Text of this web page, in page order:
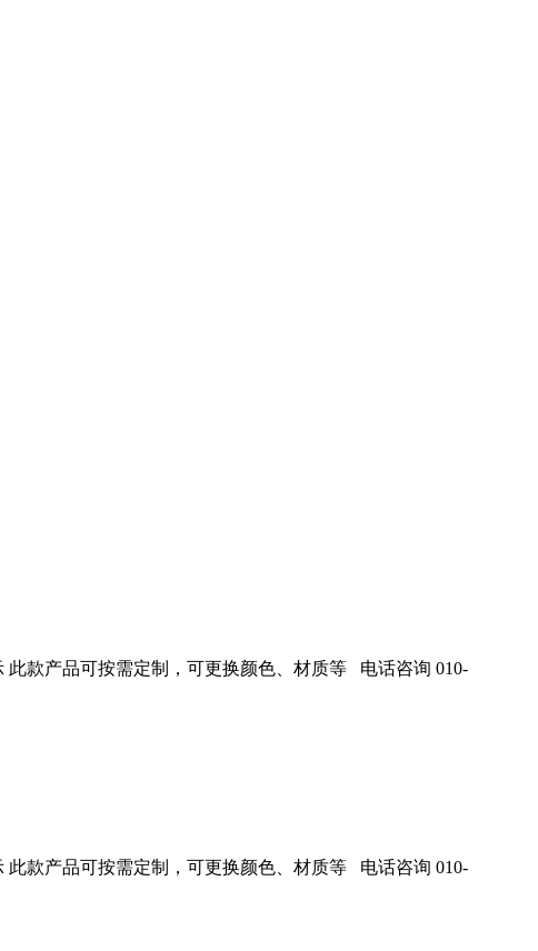
款产品可按需定制，可更换颜色、材质等 电话咨询 010-
款产品可按需定制，可更换颜色、材质等 电话咨询 010-